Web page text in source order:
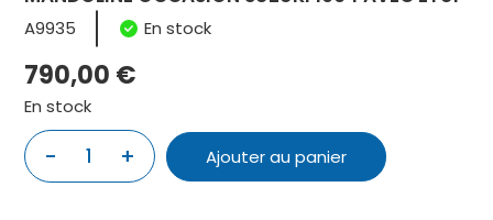
A9935 En stock
790,00 €
En stock
-
quantité
1 + Ajouter au panier